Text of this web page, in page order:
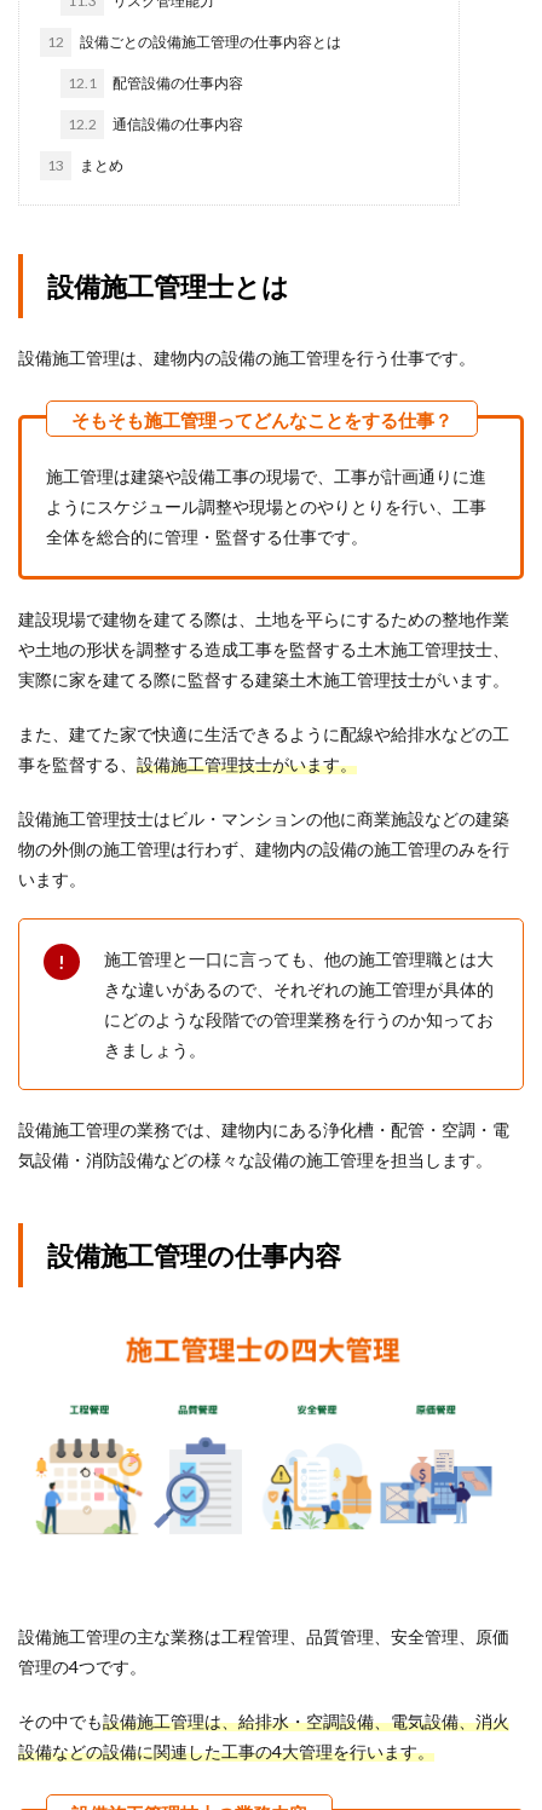
12 設備ごとの設備施工管理の仕事内容とは
12.1 配管設備の仕事内容
12.2 通信設備の仕事内容
13 まとめ
設備施工管理士とは
設備施工管理は、建物内の設備の施工管理を行う仕事です。
施工管理は建築や設備工事の現場で、工事が計画通りに進
ようにスケジュール調整や現場とのやりとりを行い、工事
全体を総合的に管理・監督する仕事です。
建設現場で建物を建てる際は、土地を平らにするための整地作業
や土地の形状を調整する造成工事を監督する土木施工管理技士、
実際に家を建てる際に監督する建築土木施工管理技士がいます。
また、建てた家で快適に生活できるように配線や給排水などの工
事を監督する、 設備施工管理技士がいます。
設備施工管理技士はビル・マンションの他に商業施設などの建築
物の外側の施工管理は行わず、建物内の設備の施工管理のみを行
います。
施工管理と一口に言っても、他の施工管理職とは大
きな違いがあるので、それぞれの施工管理が具体的
にどのような段階での管理業務を行うのか知ってお
きましょう。
設備施工管理の業務では、建物内にある浄化槽・配管・空調・電
気設備・消防設備などの様々な設備の施工管理を担当します。
設備施工管理の仕事内容
設備施工管理の主な業務は工程管理、品質管理、安全管理、原価
管理の4つです。
その中でも設備施工管理は、給排水・空調設備、電気設備、消火
設備などの設備に関連した工事の4大管理を行います。